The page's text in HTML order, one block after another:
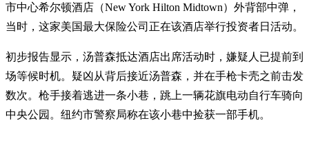
市中心希尔顿酒店（New York Hilton Midtown）外背部中弹，
当时，这家美国最大保险公司正在该酒店举行投资者日活动。
初步报告显示，汤普森抵达酒店出席活动时，嫌疑人已提前到
场等候时机。疑凶从背后接近汤普森，并在手枪卡壳之前击发
数次。枪手接着逃进一条小巷，跳上一辆花旗电动自行车骑向
中央公园。纽约市警察局称在该小巷中捡获一部手机。